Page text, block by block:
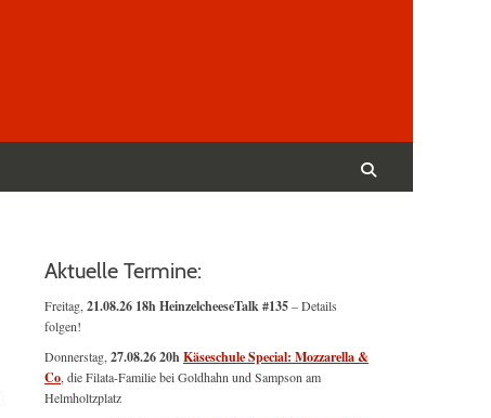
Aktuelle Termine:
Freitag, 21.08.26 18h HeinzelcheeseTalk #135– Details
folgen!
Donnerstag, 27.08.26 20hKäseschule Special: Mozzarella &
Co , die Filata-Familie bei Goldhahn und Sampson am
Helmholtzplatz